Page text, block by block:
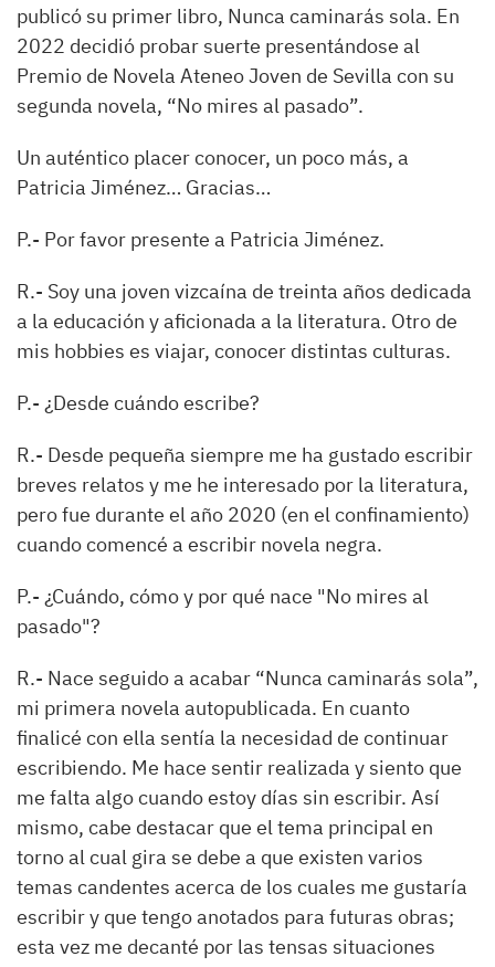
publicó su primer libro, Nunca caminarás sola. En
2022 decidió probar suerte presentándose al
Premio de Novela Ateneo Joven de Sevilla con su
segunda novela, “No mires al pasado”.
Un auténtico placer conocer, un poco más, a
Patricia Jiménez… Gracias…
P.- Por favor presente a Patricia Jiménez.
R.- Soy una joven vizcaína de treinta años dedicada
a la educación y aficionada a la literatura. Otro de
mis hobbies es viajar, conocer distintas culturas.
P.- ¿Desde cuándo escribe?
R.- Desde pequeña siempre me ha gustado escribir
breves relatos y me he interesado por la literatura,
pero fue durante el año 2020 (en el confinamiento)
cuando comencé a escribir novela negra.
P.- ¿Cuándo, cómo y por qué nace "No mires al
pasado"?
R.- Nace seguido a acabar “Nunca caminarás sola”,
mi primera novela autopublicada. En cuanto
finalicé con ella sentía la necesidad de continuar
escribiendo. Me hace sentir realizada y siento que
me falta algo cuando estoy días sin escribir. Así
mismo, cabe destacar que el tema principal en
torno al cual gira se debe a que existen varios
temas candentes acerca de los cuales me gustaría
escribir y que tengo anotados para futuras obras;
esta vez me decanté por las tensas situaciones